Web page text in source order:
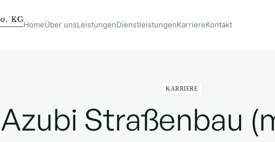
HomeÜber unsLeistungenDienstleistungenKarriereKontakt
KARRIERE
Azubi Straßenbau